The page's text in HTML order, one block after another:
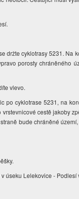
držte cyklotrasy 5231. Na
porosty chráněného
vlevo.
po cyklotrase 5231, na
cestě jakoby
bude chráněné
úseku Lelekovice -